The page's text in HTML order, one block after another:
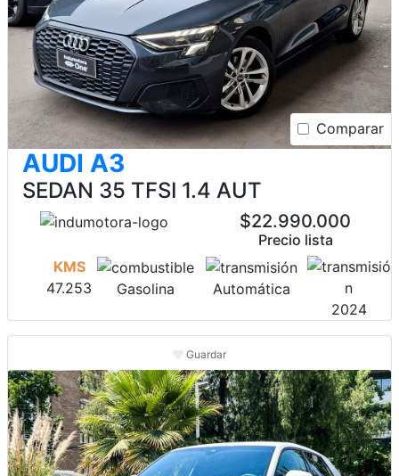
Comparar
AUDI A3
SEDAN 35 TFSI 1.4 AUT
$22.990.000
Precio lista
KMS
47.253
Gasolina
Automática
2024
Guardar